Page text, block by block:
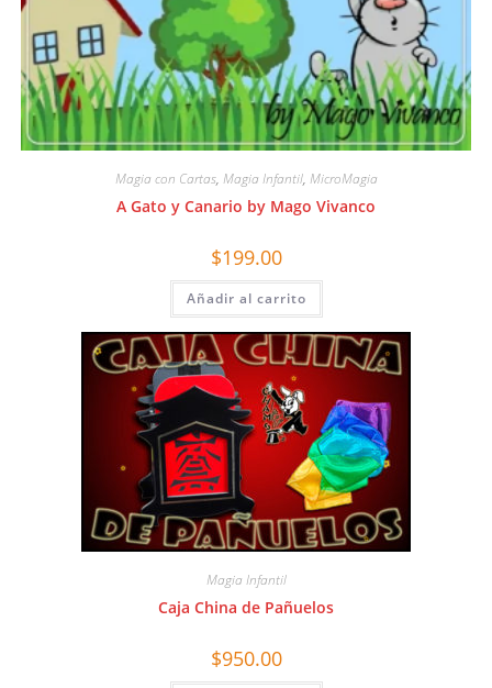
Magia con Cartas, Magia Infantil, MicroMagia
A Gato y Canario by Mago Vivanco
$199.00
Añadir al carrito
Magia Infantil
Caja China de Pañuelos
$950.00